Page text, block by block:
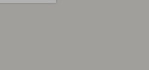
Er is een koffiehuis voorhanden. Er kan